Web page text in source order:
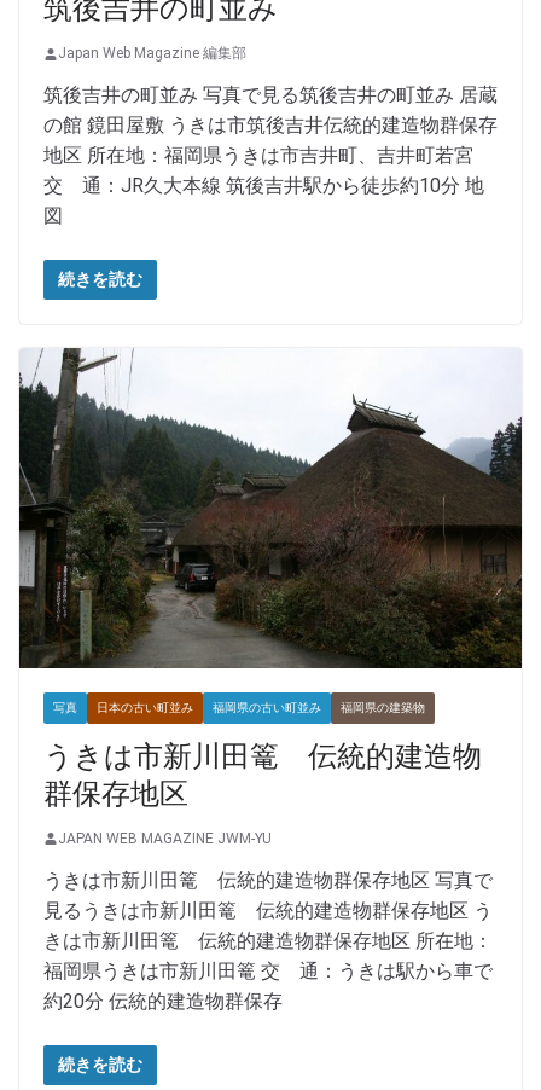
筑後吉井の町並み
Japan Web Magazine 編集部
筑後吉井の町並み 写真で見る筑後吉井の町並み 居蔵
の館 鏡田屋敷 うきは市筑後吉井伝統的建造物群保存
地区 所在地：福岡県うきは市吉井町、吉井町若宮
交 通：JR久大本線 筑後吉井駅から徒歩約10分 地
図
続きを読む
写真 日本の古い町並み 福岡県の古い町並み 福岡県の建築物
うきは市新川田篭 伝統的建造物
群保存地区
JAPAN WEB MAGAZINE JWM-YU
うきは市新川田篭 伝統的建造物群保存地区 写真で
見るうきは市新川田篭 伝統的建造物群保存地区 う
きは市新川田篭 伝統的建造物群保存地区 所在地：
福岡県うきは市新川田篭 交 通：うきは駅から車で
約20分 伝統的建造物群保存
続きを読む